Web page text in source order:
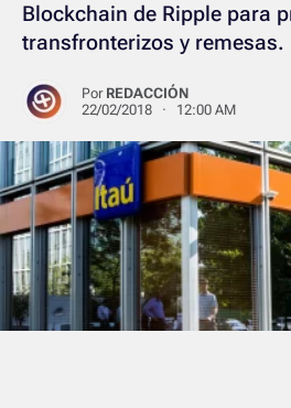
Blockchain de Ripple para
transfronterizos y remesas.
Por REDACCIÓN
22/02/2018 · 12:00 AM